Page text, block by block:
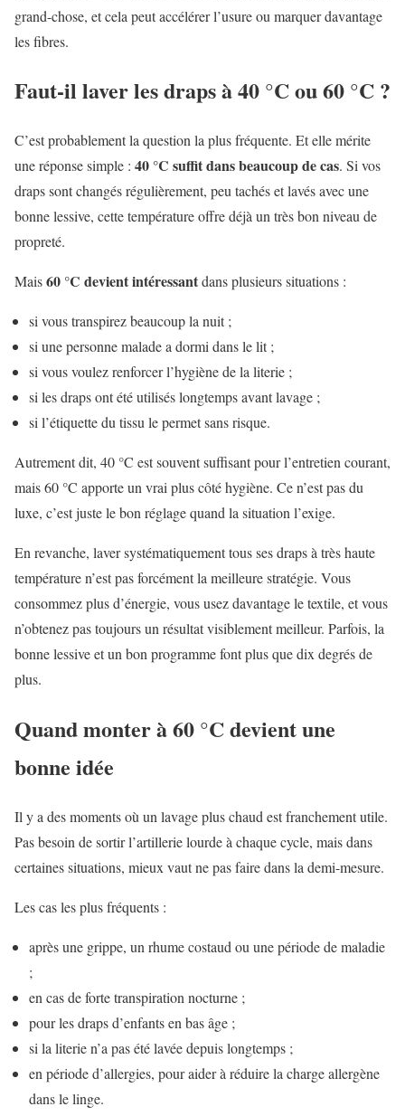
grand-chose, et cela peut accélérer l’usure ou marquer davantage
les fibres.
Faut-il laver les draps à 40 °C ou 60 °C ?
C’est probablement la question la plus fréquente. Et elle mérite
une réponse simple : 40 °C suffit dans beaucoup de cas. Si vos
draps sont changés régulièrement, peu tachés et lavés avec une
bonne lessive, cette température offre déjà un très bon niveau de
propreté.
Mais60 °C devient intéressantdans plusieurs situations :
si vous transpirez beaucoup la nuit ;
si une personne malade a dormi dans le lit ;
si vous voulez renforcer l’hygiène de la literie ;
si les draps ont été utilisés longtemps avant lavage ;
si l’étiquette du tissu le permet sans risque.
Autrement dit, 40 °C est souvent suffisant pour l’entretien courant,
mais 60 °C apporte un vrai plus côté hygiène. Ce n’est pas du
luxe, c’est juste le bon réglage quand la situation l’exige.
En revanche, laver systématiquement tous ses draps à très haute
température n’est pas forcément la meilleure stratégie. Vous
consommez plus d’énergie, vous usez davantage le textile, et vous
n’obtenez pas toujours un résultat visiblement meilleur. Parfois, la
bonne lessive et un bon programme font plus que dix degrés de
plus.
Quand monter à 60 °C devient une
bonne idée
Il y a des moments où un lavage plus chaud est franchement utile.
Pas besoin de sortir l’artillerie lourde à chaque cycle, mais dans
certaines situations, mieux vaut ne pas faire dans la demi-mesure.
Les cas les plus fréquents :
après une grippe, un rhume costaud ou une période de maladie
;
en cas de forte transpiration nocturne ;
pour les draps d’enfants en bas âge ;
si la literie n’a pas été lavée depuis longtemps ;
en période d’allergies, pour aider à réduire la charge allergène
dans le linge.